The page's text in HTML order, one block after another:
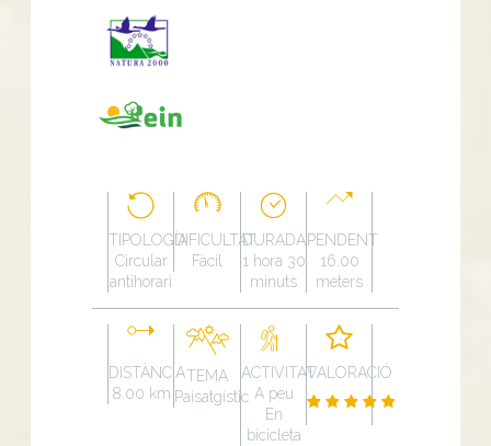
TIPOLOGÍA
Circular
antihorari
DIFICULTAT
Fàcil
DURADA
1 hora 30
minuts
PENDENT
16.00
meters
DISTÀNCIA
8.00 km
TEMA
Paisatgístic
ACTIVITAT
A peu
En
bicicleta
VALORACIÓ